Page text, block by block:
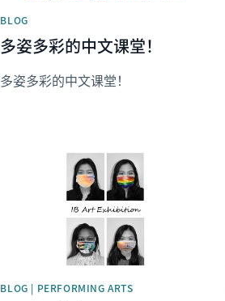
BLOG
多姿多彩的中文课堂！
多姿多彩的中文课堂！
News image
BLOG | PERFORMING ARTS